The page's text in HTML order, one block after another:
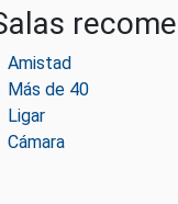
Amistad
Más de 40
Ligar
Cámara